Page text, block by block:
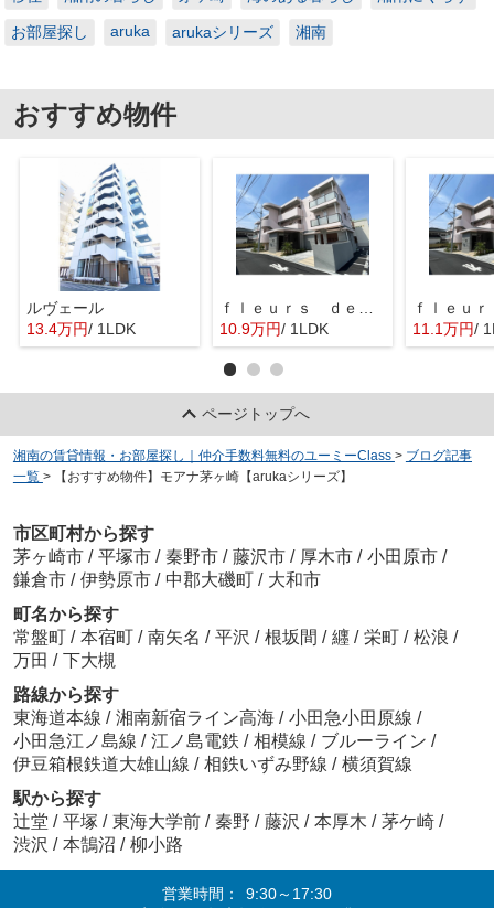
お部屋探し aruka arukaシリーズ 湘南
おすすめ物件
ルヴェール
13.4万円/ 1LDK
10.9万円/ 1LDK 11.1万円/
ページトップへ
湘南の賃貸情報・お部屋探し｜仲介手数料無料のユーミーClass > ブログ記事
一覧 > 【おすすめ物件】モアナ茅ヶ崎【arukaシリーズ】
市区町村から探す
茅ヶ崎市 / 平塚市 / 秦野市 / 藤沢市 / 厚木市 / 小田原市 /
鎌倉市 / 伊勢原市 / 中郡大磯町 / 大和市
町名から探す
常盤町 / 本宿町 / 南矢名 / 平沢 / 根坂間 / 纒 / 栄町 / 松浪 /
万田 / 下大槻
路線から探す
東海道本線 / 湘南新宿ライン高海 / 小田急小田原線 /
小田急江ノ島線 / 江ノ島電鉄 / 相模線 / ブルーライン /
伊豆箱根鉄道大雄山線 / 相鉄いずみ野線 / 横須賀線
駅から探す
辻堂 / 平塚 / 東海大学前 / 秦野 / 藤沢 / 本厚木 / 茅ケ崎 /
渋沢 / 本鵠沼 / 柳小路
営業時間：
9:30～17:30